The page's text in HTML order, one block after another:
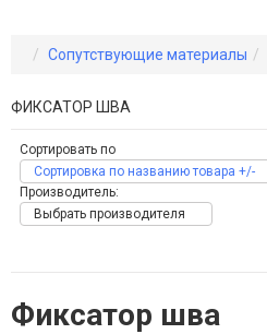
Сопутствующие материалы
ФИКСАТОР ШВА
Сортировать по
Сортировка по названию товара +/-
Производитель:
Выбрать производителя
Фиксатор шва